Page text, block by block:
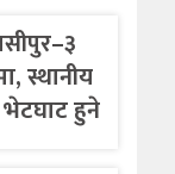
स्थानीय
हुने